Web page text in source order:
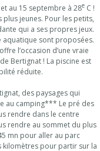
au 15 septembre à 28e C !
jeunes. Pour les petits,
qui a ses propres jeux.
aquatique sont proposées.
l’occasion d’une vraie
Bertignat ! La piscine est
réduite.
des paysages qui
au camping*** Le pré des
rendre dans le centre
rendre au sommet du plus
mn pour aller au parc
kilomètres pour partir sur la